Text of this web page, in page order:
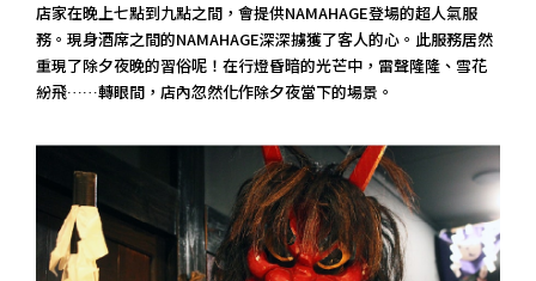
店家在晚上七點到九點之間，會提供NAMAHAGE登場的超人氣服
務。現身酒席之間的NAMAHAGE深深擄獲了客人的心。此服務居然
重現了除夕夜晚的習俗呢！在行燈昏暗的光芒中，雷聲隆隆、雪花
紛飛……轉眼間，店內忽然化作除夕夜當下的場景。